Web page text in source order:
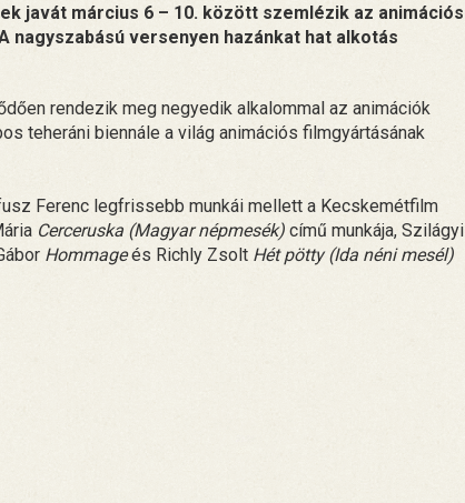
javát március 6 – 10. között szemlézik az animációs
nagyszabású versenyen hazánkat hat alkotás
rendezik meg negyedik alkalommal az animációk
teheráni biennále a világ animációs filmgyártásának
Ferenc legfrissebb munkái mellett a Kecskemétfilm
Cerceruska (Magyar népmesék) című munkája, Szilágyi
Hommageés Richly Zsolt Hét pötty (Ida néni mesél)